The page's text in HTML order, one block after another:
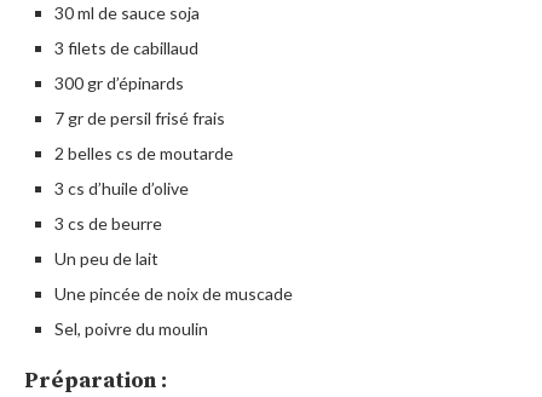
30 ml de sauce soja
3 filets de cabillaud
300 gr d’épinards
7 gr de persil frisé frais
2 belles cs de moutarde
3 cs d’huile d’olive
3 cs de beurre
Un peu de lait
Une pincée de noix de muscade
Sel, poivre du moulin
Préparation :